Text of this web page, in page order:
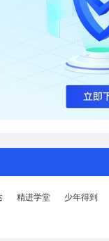
精进学堂 少年得到